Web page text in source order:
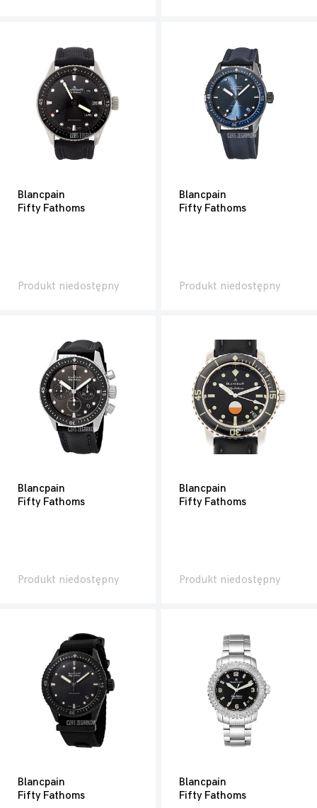
Blancpain
Fifty Fathoms
Produkt niedostępny
Blancpain
Fifty Fathoms
Produkt niedostępny
Blancpain
Fifty Fathoms
Produkt niedostępny
Blancpain
Fifty Fathoms
Produkt niedostępny
Blancpain
Fifty Fathoms
Blancpain
Fifty Fathoms